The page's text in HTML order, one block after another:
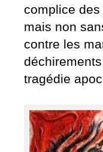
complice
mais non
contre les
tragédie